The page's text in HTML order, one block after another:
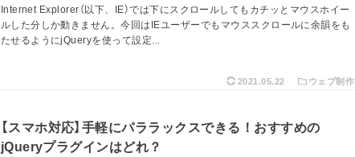
Internet Explorer（以下、IE）では下にスクロールしてもカチッとマウスホイー
ルした分しか動きません。今回はIEユーザーでもマウススクロールに余韻をも
たせるようにjQueryを使って設定...
2021.05.22 ウェブ制作
【スマホ対応】手軽にパララックスできる！おすすめの
jQueryプラグインはどれ？